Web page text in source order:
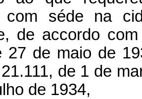
com séde na
de accordo
27 de maio de
de 1 de
de 1934,